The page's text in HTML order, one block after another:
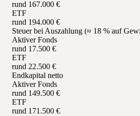
rund 167.000 €
ETF
rund 194.000 €
Steuer bei Auszahlung (≈ 18 % auf
Aktiver Fonds
rund 17.500 €
ETF
rund 22.500 €
Endkapital netto
Aktiver Fonds
rund 149.500 €
ETF
rund 171.500 €